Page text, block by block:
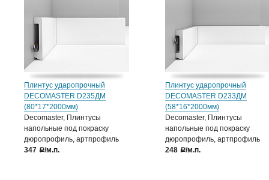
Плинтус ударопрочный
DECOMASTER D235ДМ
(80*17*2000мм)
Decomaster, Плинтусы
напольные под покраску
дюропрофиль, артпрофиль
347
a/м.п.
Плинтус ударопрочный
DECOMASTER D233ДМ
(58*16*2000мм)
Decomaster, Плинтусы
напольные под покраску
дюропрофиль, артпрофиль
248
a/м.п.